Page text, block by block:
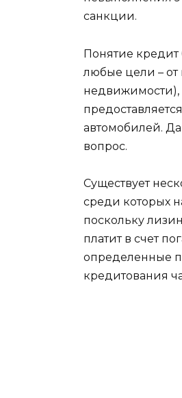
санкции.
Понятие кредит
любые цели – от
недвижимости),
автомобилей.
вопрос.
Существует
среди которых
поскольку
платит в счет
определенные
кредитования